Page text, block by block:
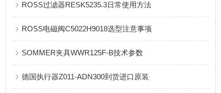
ROSS过滤器RESK5235.3日常使用方法
ROSS电磁阀C5022H9018选型注意事项
SOMMER夹具WWR125F-B技术参数
德国执行器Z011-ADN300到货进口原装